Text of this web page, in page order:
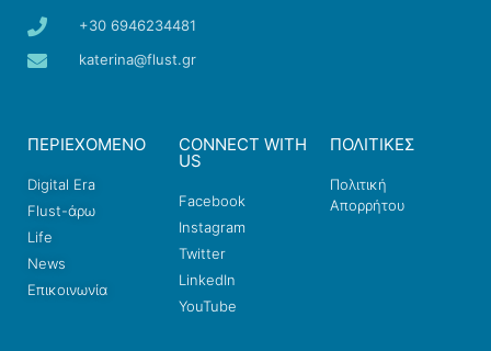
+30 6946234481
katerina@flust.gr
ΠΕΡΙΕΧΟΜΕΝΟ
Digital Era
Flust-άρω
Life
News
Επικοινωνία
CONNECT WITH
US
Facebook
Instagram
Twitter
LinkedIn
YouTube
ΠΟΛΙΤΙΚΕΣ
Πολιτική
Απορρήτου